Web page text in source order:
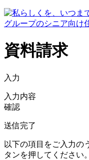
資料請求
入力
入力内容
確認
送信完了
以下の項目をご入力の
タンを押してください。